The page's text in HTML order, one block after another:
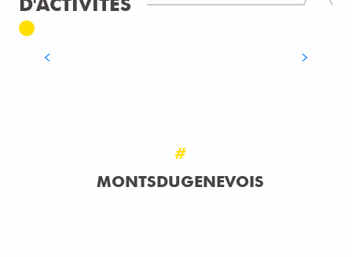
#
MONTSDUGENEVOIS